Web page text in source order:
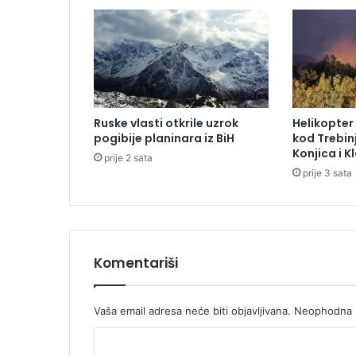
r
a
j
e
v
u
:
S
a
u
m
i
a
o
t
Ruske vlasti otkrile uzrok
pogibije planinara iz BiH
prije 2 sata
Helikopter
kod
Konjica i
prije 3 sata
Komentariši
Vaša email adresa neće biti objavljivana. Neophodna